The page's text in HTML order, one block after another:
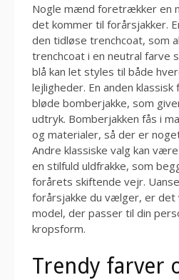
Nogle mænd foretrækker en
det kommer til forårsjakker.
den tidløse trenchcoat, som
trenchcoat i en neutral farve
blå kan let styles til både
lejligheder. En anden
bløde bomberjakke, som
udtryk. Bomberjakken fås i
og materialer, så der er
Andre klassiske valg kan
en stilfuld uldfrakke, som
forårets skiftende vejr.
forårsjakke du vælger, er det
model, der passer til din
kropsform.
Trendy farver